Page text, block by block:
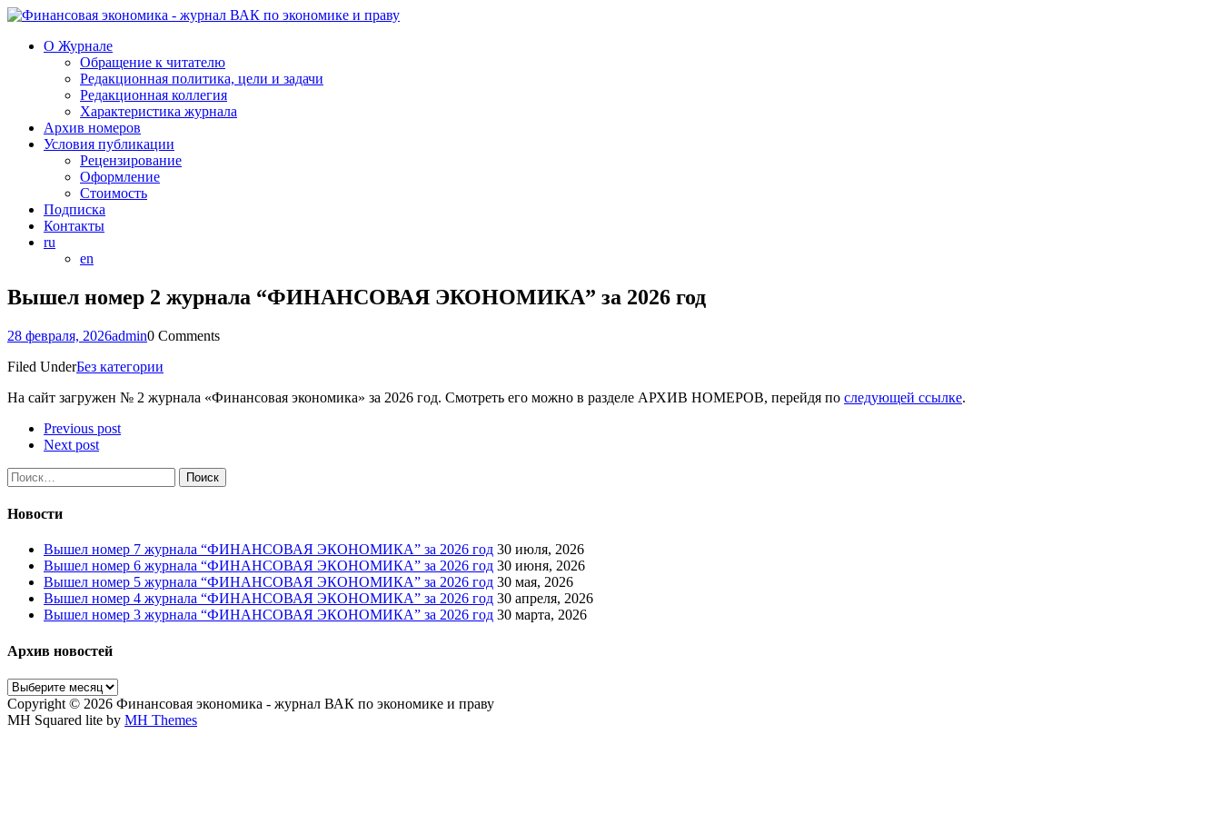
О Журнале
Обращение к читателю
Редакционная политика, цели и задачи
Редакционная коллегия
Характеристика журнала
Архив номеров
Условия публикации
Рецензирование
Оформление
Стоимость
Подписка
Контакты
ru
en
Вышел номер 2 журнала “ФИНАНСОВАЯ ЭКОНОМИКА” за 2026 год
28 февраля, 2026admin0 Comments
Filed UnderБез категории
На сайт загружен № 2 журнала «Финансовая экономика» за 2026 год. Смотреть его можно в разделе АРХИВ НОМЕРОВ, перейдя по следующей ссылке.
Previous post
Next post
Найти:
Новости
Вышел номер 7 журнала “ФИНАНСОВАЯ ЭКОНОМИКА” за 2026 год 30 июля, 2026
Вышел номер 6 журнала “ФИНАНСОВАЯ ЭКОНОМИКА” за 2026 год 30 июня, 2026
Вышел номер 5 журнала “ФИНАНСОВАЯ ЭКОНОМИКА” за 2026 год 30 мая, 2026
Вышел номер 4 журнала “ФИНАНСОВАЯ ЭКОНОМИКА” за 2026 год 30 апреля, 2026
Вышел номер 3 журнала “ФИНАНСОВАЯ ЭКОНОМИКА” за 2026 год 30 марта, 2026
Архив новостей
Архив
новостей
Copyright © 2026 Финансовая экономика - журнал ВАК по экономике и праву
MH Squared lite by MH Themes